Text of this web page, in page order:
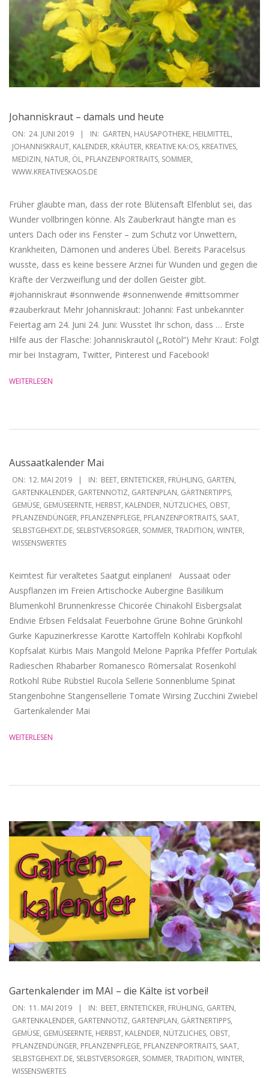
Johanniskraut – damals und heute
2019-
06-
24
ON: 24. JUNI 2019 IN: GARTEN, HAUSAPOTHEKE, HEILMITTEL,
JOHANNISKRAUT, KALENDER, KRÄUTER, KREATIVE KA:OS, KREATIVES,
MEDIZIN, NATUR, ÖL, PFLANZENPORTRAITS, SOMMER,
WWW.KREATIVESKAOS.DE
Früher glaubte man, dass der rote Blütensaft Elfenblut sei, das
Wunder vollbringen könne. Als Zauberkraut hängte man es
unters Dach oder ins Fenster – zum Schutz vor Unwettern,
Krankheiten, Dämonen und anderes Übel. Bereits Paracelsus
wusste, dass es keine bessere Arznei für Wunden und gegen die
Kräfte der Verzweiflung und der dollen Geister gibt.
#johanniskraut #sonnwende #sonnenwende #mittsommer
#zauberkraut Mehr Johanniskraut: Johanni: Fast unbekannter
Feiertag am 24. Juni 24. Juni: Wusstet Ihr schon, dass … Erste
Hilfe aus der Flasche: Johanniskrautöl („Rotöl“) Mehr Kraut: Folgt
mir bei Instagram, Twitter, Pinterest und Facebook!
WEITERLESEN
Aussaatkalender Mai
2019-
05-
12
ON: 12. MAI 2019 IN: BEET, ERNTETICKER, FRÜHLING, GARTEN,
GARTENKALENDER, GARTENNOTIZ, GARTENPLAN, GÄRTNERTIPPS,
GEMÜSE, GEMÜSEERNTE, HERBST, KALENDER, NÜTZLICHES, OBST,
PFLANZENDÜNGER, PFLANZENPFLEGE, PFLANZENPORTRAITS, SAAT,
SELBSTGEHEXT.DE, SELBSTVERSORGER, SOMMER, TRADITION, WINTER,
WISSENSWERTES
Keimtest für veraltetes Saatgut einplanen! Aussaat oder
Auspflanzen im Freien Artischocke Aubergine Basilikum
Blumenkohl Brunnenkresse Chicorée Chinakohl Eisbergsalat
Endivie Erbsen Feldsalat Feuerbohne Grüne Bohne Grünkohl
Gurke Kapuzinerkresse Karotte Kartoffeln Kohlrabi Kopfkohl
Kopfsalat Kürbis Mais Mangold Melone Paprika Pfeffer Portulak
Radieschen Rhabarber Romanesco Römersalat Rosenkohl
Rotkohl Rübe Rübstiel Rucola Sellerie Sonnenblume Spinat
Stangenbohne Stangensellerie Tomate Wirsing Zucchini Zwiebel
Gartenkalender Mai
WEITERLESEN
Gartenkalender im MAI – die Kälte ist vorbei!
2019-
05-
11
ON: 11. MAI 2019 IN: BEET, ERNTETICKER, FRÜHLING, GARTEN,
GARTENKALENDER, GARTENNOTIZ, GARTENPLAN, GÄRTNERTIPPS,
GEMÜSE, GEMÜSEERNTE, HERBST, KALENDER, NÜTZLICHES, OBST,
PFLANZENDÜNGER, PFLANZENPFLEGE, PFLANZENPORTRAITS, SAAT,
SELBSTGEHEXT.DE, SELBSTVERSORGER, SOMMER, TRADITION, WINTER,
WISSENSWERTES